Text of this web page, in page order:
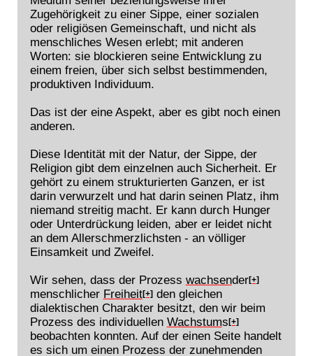
Zugehörigkeit zu einer Sippe, einer sozialen
oder religiösen Gemeinschaft, und nicht als
menschliches Wesen erlebt; mit anderen
Worten: sie blockieren seine Entwicklung zu
einem freien, über sich selbst bestimmenden,
produktiven Individuum.
Das ist der eine Aspekt, aber es gibt noch einen
anderen.
Diese Identität mit der Natur, der Sippe, der
Religion gibt dem einzelnen auch Sicherheit. Er
gehört zu einem strukturierten Ganzen, er ist
darin verwurzelt und hat darin seinen Platz, ihm
niemand streitig macht. Er kann durch Hunger
oder Unterdrückung leiden, aber er leidet nicht
an dem Allerschmerzlichsten - an völliger
Einsamkeit und Zweifel.
Wir sehen, dass der Prozess wachsender[+]
menschlicher Freiheit[+]den gleichen
dialektischen Charakter besitzt, den wir beim
Prozess des individuellen Wachstums[+]
beobachten konnten. Auf der einen Seite handelt
es sich um einen Prozess der zunehmenden